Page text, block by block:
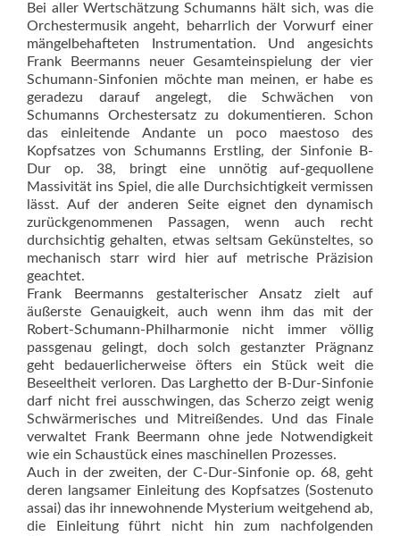
Bei aller Wertschätzung Schumanns hält sich, was die
Orchestermusik angeht, beharrlich der Vorwurf einer
mängelbehafteten Instrumenta­tion. Und angesichts
Frank Beermanns neuer Gesamteinspielung der vier
Schumann-Sinfonien möchte man meinen, er habe es
geradezu darauf angelegt, die Schwächen von
Schumanns Orchestersatz zu dokumentieren. Schon
das einleitende Andante un poco maestoso des
Kopfsatzes von Schumanns Erstling, der Sinfonie B-
Dur op. 38, bringt eine unnötig auf-gequollene
Massivität ins Spiel, die alle Durchsichtigkeit vermissen
lässt. Auf der anderen Seite eignet den dynamisch
zurückgenommenen Passagen, wenn auch recht
durchsichtig gehalten, etwas seltsam Gekünsteltes, so
mechanisch starr wird hier auf metrische Präzision
geachtet.
Frank Beermanns gestalterischer Ansatz zielt auf
äußerste Genauigkeit, auch wenn ihm das mit der
Robert-Schumann-Philharmonie nicht immer völlig
passgenau gelingt, doch solch gestanzter Prägnanz
geht bedauerlicherweise öfters ein Stück weit die
Beseeltheit verloren. Das Larghetto der B-Dur-Sinfonie
darf nicht frei ausschwingen, das Scherzo zeigt wenig
Schwärmerisches und Mitreißendes. Und das Finale
verwaltet Frank Beermann ohne jede Notwendigkeit
wie ein Schaustück eines maschinellen Prozesses.
Auch in der zweiten, der C-Dur-Sinfonie op. 68, geht
deren langsamer Einleitung des Kopfsatzes (Sostenuto
assai) das ihr innewohnende Mysterium weitgehend ab,
die Einleitung führt nicht hin zum nachfolgenden